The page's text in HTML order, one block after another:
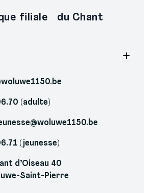
filiale du Chant
(adulte)
(jeunesse)
d’Oiseau 40
Saint-Pierre